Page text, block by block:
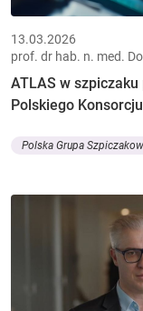
13.03.2026
prof. dr hab. n. med.
ATLAS w
Polskiego
Polska Grupa